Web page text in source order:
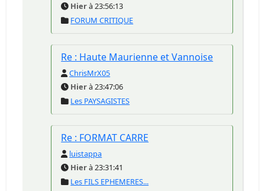
Hierà 23:56:13
FORUM CRITIQUE
Re : Haute Maurienne et Vannoise
ChrisMrX05
Hierà 23:47:06
Les PAYSAGISTES
Re : FORMAT CARRE
luistappa
Hierà 23:31:41
Les FILS EPHEMERES...